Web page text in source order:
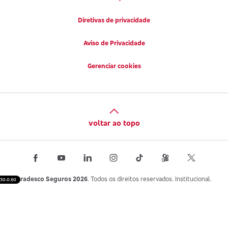
30.0.60
Diretivas de privacidade
Aviso de Privacidade
Gerenciar cookies
voltar ao topo
Bradesco Seguros 2026. Todos os direitos reservados. Institucional.